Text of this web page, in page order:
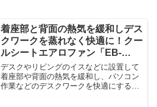
着座部と背面の熱気を緩和しデス
クワークを蒸れなく快適に！クー
ルシートエアロファン「EB-
RM12G」イーバランスより発
売！
デスクやリビングのイスなどに設置して
着座部や背面の熱気を緩和し、パソコン
作業などのデスクワークを快適にするこ